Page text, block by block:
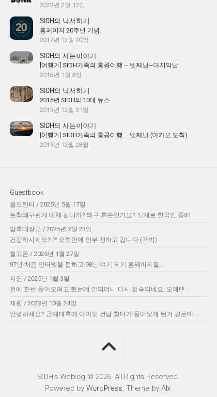
2023년 2월 13일
SIDH의 낙서하기
홈페이지 20주년 기념
2017년 12월 20일
SIDH의 사는이야기
[여행기] SIDH가족의 홍콩여행 – 넷째날~마지막날
2016년 1월 8일
SIDH의 낙서하기
2015년 SIDH의 10대 뉴스
2015년 12월 31일
SIDH의 사는이야기
[여행기] SIDH가족의 홍콩여행 – 넷째날 (마카오 도착)
2015년 12월 28일
Guestbook
올드안티 / 2025년 5월 17일
토착왜구란게 대체 뭡니까? 왜구 후손인가요? 실제로 한국인 중에...
암흑대장군 / 2025년 2월 23일
건강하시지요? ^^ 오랫만에 안부 전하고 갑니다 (꾸벅)
윌고온 / 2025년 1월 27일
97년 처음 인터넷을 접하고 98년 여기 저기 홈페이지를...
지연 / 2025년 1월 3일
전에 한번 들어오려고 했는데 안되더니 다시 접속되네요. 오예!!!!...
재원 / 2023년 10월 24일
안녕하세요? 군제대후에 아마도 건담 찾다가 들어오게 된거 같은데....
SIDH′s Weblog © 2026. All Rights Reserved.
Powered by WordPress. Theme by Alx.